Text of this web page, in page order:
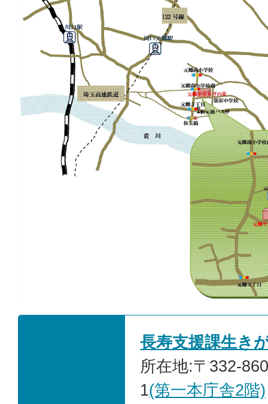
長寿支援課生き
所在地:〒332-
1(第一本庁舎2階)